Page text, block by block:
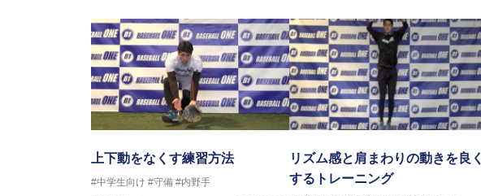
上下動をなくす練習方法
#中学生向け #守備 #内野手
リズム感と肩まわりの動きを良く
するトレーニング